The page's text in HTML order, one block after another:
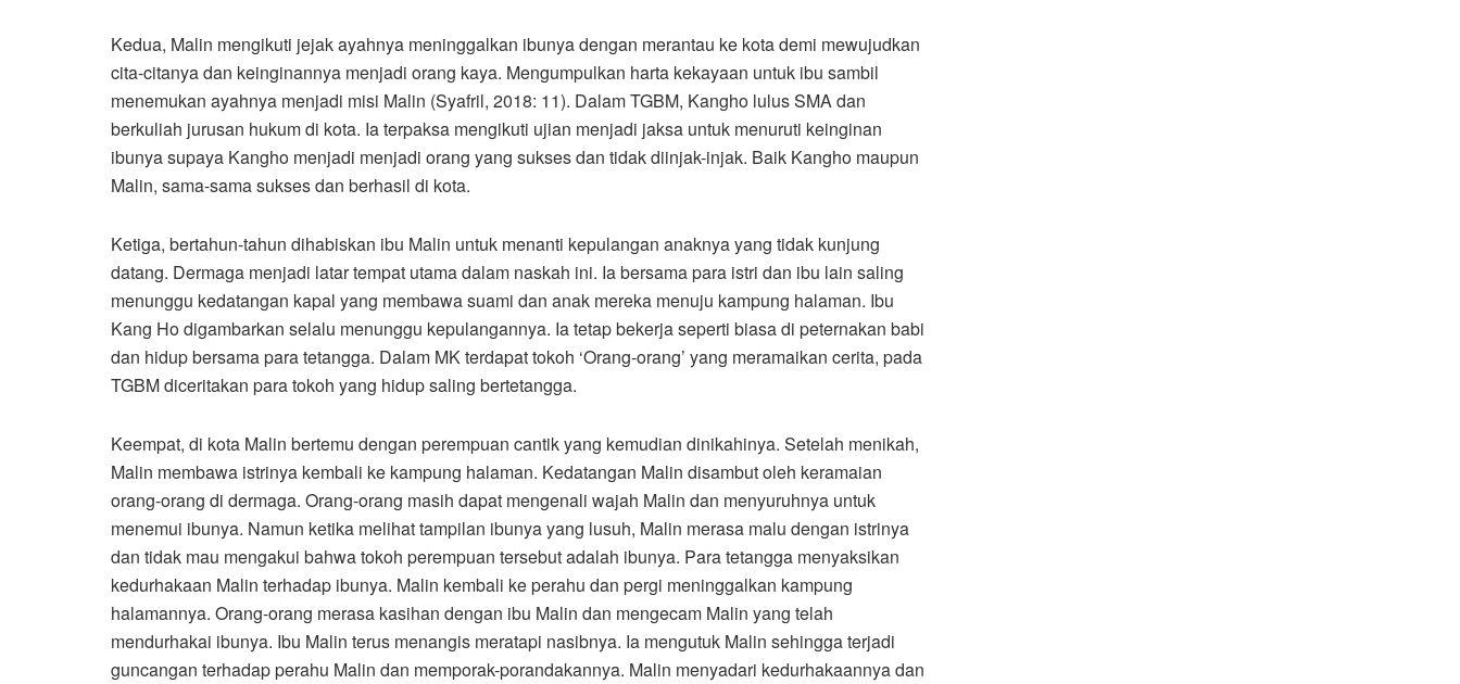
Kedua, Malin mengikuti jejak ayahnya meninggalkan ibunya dengan merantau ke kota demi mewujudkan
cita-citanya dan keinginannya menjadi orang kaya. Mengumpulkan harta kekayaan untuk ibu sambil
menemukan ayahnya menjadi misi Malin (Syafril, 2018: 11). Dalam TGBM, Kangho lulus SMA dan
berkuliah jurusan hukum di kota. Ia terpaksa mengikuti ujian menjadi jaksa untuk menuruti keinginan
ibunya supaya Kangho menjadi menjadi orang yang sukses dan tidak diinjak-injak. Baik Kangho maupun
Malin, sama-sama sukses dan berhasil di kota.
Ketiga, bertahun-tahun dihabiskan ibu Malin untuk menanti kepulangan anaknya yang tidak kunjung
datang. Dermaga menjadi latar tempat utama dalam naskah ini. Ia bersama para istri dan ibu lain saling
menunggu kedatangan kapal yang membawa suami dan anak mereka menuju kampung halaman. Ibu
Kang Ho digambarkan selalu menunggu kepulangannya. Ia tetap bekerja seperti biasa di peternakan babi
dan hidup bersama para tetangga. Dalam MK terdapat tokoh ‘Orang-orang’ yang meramaikan cerita, pada
TGBM diceritakan para tokoh yang hidup saling bertetangga.
Keempat, di kota Malin bertemu dengan perempuan cantik yang kemudian dinikahinya. Setelah menikah,
Malin membawa istrinya kembali ke kampung halaman. Kedatangan Malin disambut oleh keramaian
orang-orang di dermaga. Orang-orang masih dapat mengenali wajah Malin dan menyuruhnya untuk
menemui ibunya. Namun ketika melihat tampilan ibunya yang lusuh, Malin merasa malu dengan istrinya
dan tidak mau mengakui bahwa tokoh perempuan tersebut adalah ibunya. Para tetangga menyaksikan
kedurhakaan Malin terhadap ibunya. Malin kembali ke perahu dan pergi meninggalkan kampung
halamannya. Orang-orang merasa kasihan dengan ibu Malin dan mengecam Malin yang telah
mendurhakai ibunya. Ibu Malin terus menangis meratapi nasibnya. Ia mengutuk Malin sehingga terjadi
guncangan terhadap perahu Malin dan memporak-porandakannya. Malin menyadari kedurhakaannya dan